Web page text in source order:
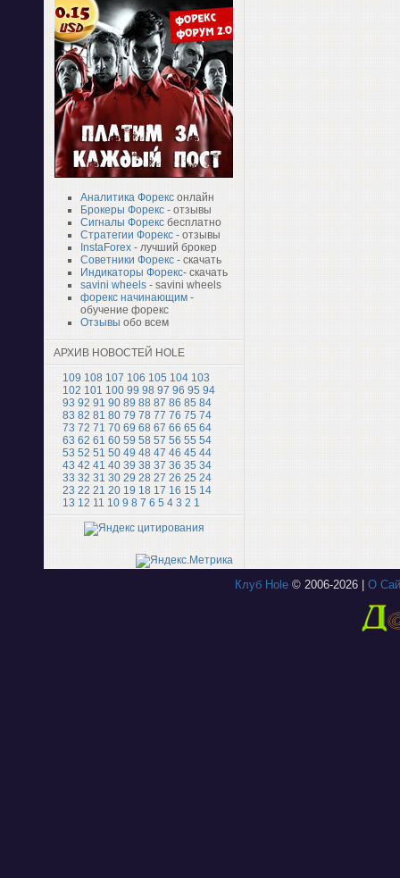
Аналитика Форекс онлайн
Брокеры Форекс - отзывы
Сигналы Форекс бесплатно
Стратегии Форекс - отзывы
InstaForex - лучший брокер
Советники Форекс - скачать
Индикаторы Форекс- скачать
savini wheels - savini wheels
форекс начинающим -
обучение форекс
Отзывы обо всем
АРХИВ НОВОСТЕЙ HOLE
109 108 107 106 105 104 103
102 101 100 99 98 97 96 95 94
93 92 91 90 89 88 87 86 85 84
83 82 81 80 79 78 77 76 75 74
73 72 71 70 69 68 67 66 65 64
63 62 61 60 59 58 57 56 55 54
53 52 51 50 49 48 47 46 45 44
43 42 41 40 39 38 37 36 35 34
33 32 31 30 29 28 27 26 25 24
23 22 21 20 19 18 17 16 15 14
13 12 11 10 9 8 7 6 5 4 3 2 1
Клуб Hole© 2006-2026 | О